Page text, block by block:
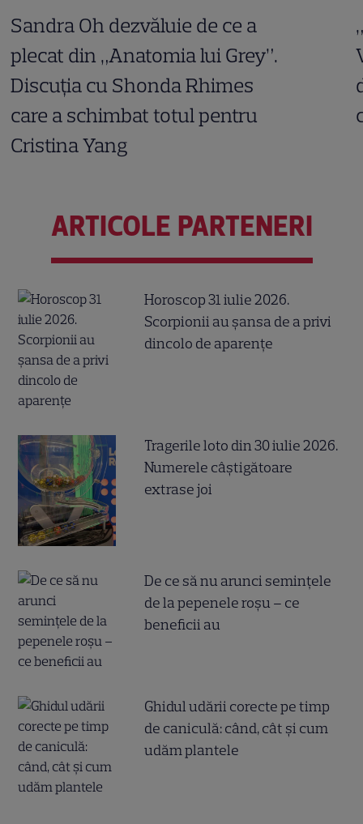
Sandra Oh dezvăluie de ce a
plecat din „Anatomia lui Grey”.
Discuția cu Shonda Rhimes
care a schimbat totul pentru
Cristina Yang
ARTICOLE PARTENERI
Horoscop 31 iulie 2026.
Scorpionii au șansa de a privi
dincolo de aparențe
Tragerile loto din 30 iulie 2026.
Numerele câştigătoare
extrase joi
De ce să nu arunci semințele
de la pepenele roșu – ce
beneficii au
Ghidul udării corecte pe timp
de caniculă: când, cât şi cum
udăm plantele